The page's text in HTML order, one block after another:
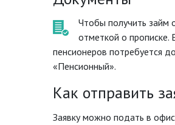
Чтобы получить займ
отметкой о прописке.
пенсионеров потребуется
«Пенсионный».
Как отправить
Заявку можно подать в